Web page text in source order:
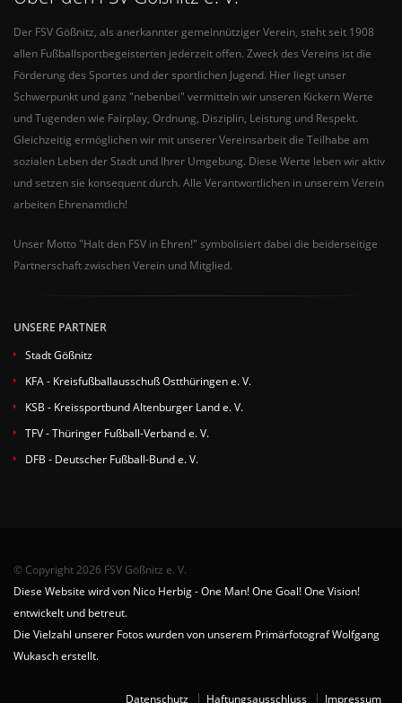
Der FSV Gößnitz, als anerkannter gemeinnütziger Verein, steht seit 1908
allen Fußballsportbegeisterten jederzeit offen. Zweck des Vereins ist die
Förderung des Sportes und der sportlichen Jugend. Hier liegt unser
Schwerpunkt und ganz "nebenbei" vermitteln wir unseren Kickern Werte
und Tugenden wie Fairplay, Ordnung, Disziplin, Leistung und Respekt.
Gleichzeitig ermöglichen wir mit unserer Vereinsarbeit die Teilhabe am
sozialen Leben der Stadt und Ihrer Umgebung. Diese Werte leben wir aktiv
und setzen sie konsequent durch. Alle Verantwortlichen in unserem Verein
arbeiten Ehrenamtlich!
Unser Motto "Halt den FSV in Ehren!" symbolisiert dabei die beiderseitige
Partnerschaft zwischen Verein und Mitglied.
UNSERE PARTNER
Stadt Gößnitz
KFA - Kreisfußballausschuß Ostthüringen e. V.
KSB - Kreissportbund Altenburger Land e. V.
TFV - Thüringer Fußball-Verband e. V.
DFB - Deutscher Fußball-Bund e. V.
© Copyright 2026 FSV Gößnitz e. V.
Diese Website wird von Nico Herbig - One Man! One Goal! One Vision!
entwickelt und betreut.
Die Vielzahl unserer Fotos wurden von unserem Primärfotograf Wolfgang
Wukasch erstellt.
Datenschutz Haftungsausschluss Impressum